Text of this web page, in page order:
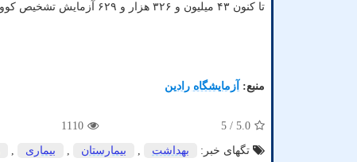
تا کنون ۴۳ میلیون و ۳۲۶ هزار و ۶۲۹ آزمایش تشخیص کووید۱۹ در کشور انجام شده است.
منبع: آزمایشگاه رادین
5.0
/ 5
1110
تگهای خبر:
بهداشت بیمارستان بیماری